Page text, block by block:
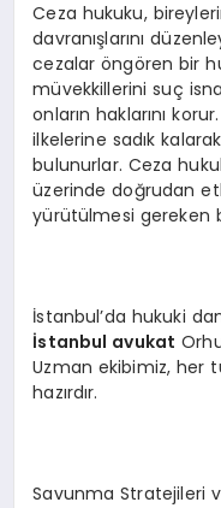
Ceza hukuku,
davranışlarını
cezalar öngören bir
müvekkillerini suç
onların haklarını
ilkelerine sadık
bulunurlar. Ceza
üzerinde doğrudan
yürütülmesi gereken
İstanbul’da hukuki
İstanbul avukat
Uzman ekibimiz, her
hazırdır.
Savunma Stratejileri